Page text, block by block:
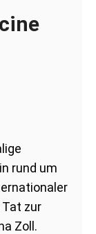
rund um
zur
Zoll.